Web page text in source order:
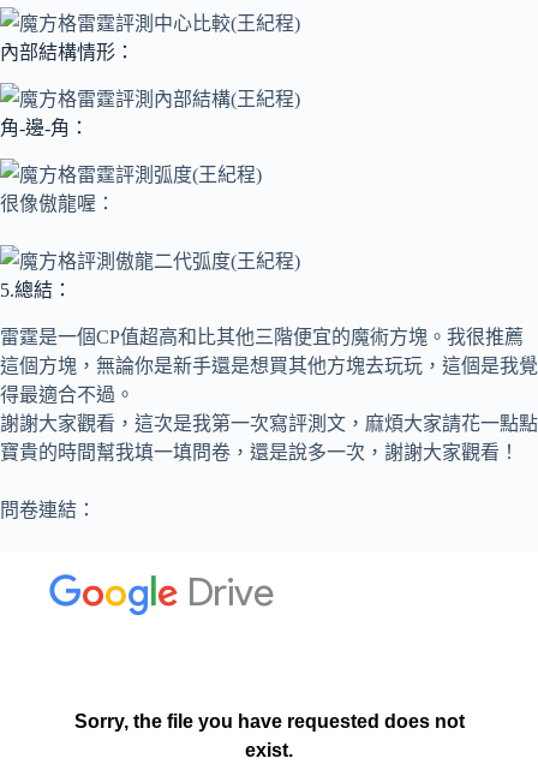
內部結構情形：
角-邊-角：
很像傲龍喔：
5.總結：
雷霆是一個CP值超高和比其他三階便宜的魔術方塊。我很推薦
這個方塊，無論你是新手還是想買其他方塊去玩玩，這個是我覺
得最適合不過。
謝謝大家觀看，這次是我第一次寫評測文，麻煩大家請花一點點
寶貴的時間幫我填一填問卷，還是說多一次，謝謝大家觀看！
問卷連結：